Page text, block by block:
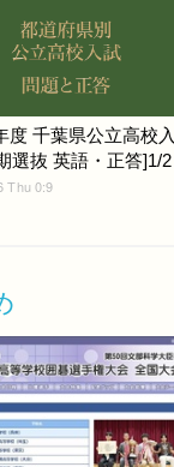
度 千葉県公立高校入
選抜 英語・正答]1/2
Thu 0:9